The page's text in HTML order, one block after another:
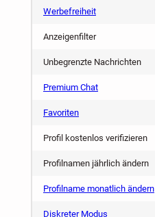
Werbefreiheit
Anzeigenfilter
Unbegrenzte Nachrichten
Premium Chat
Favoriten
Profil kostenlos verifizieren
Profilnamen jährlich ändern
Profilname monatlich ändern
Diskreter Modus